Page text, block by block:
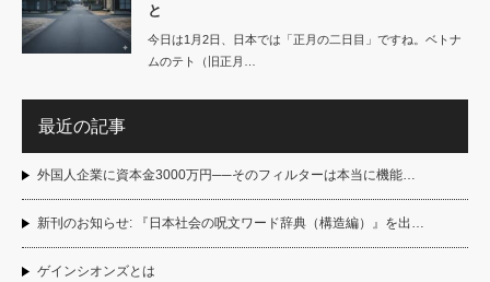
と
今日は1月2日、日本では「正月の二日目」ですね。ベトナ
ムのテト（旧正月…
最近の記事
外国人企業に資本金3000万円──そのフィルターは本当に機能…
新刊のお知らせ: 『日本社会の呪文ワード辞典（構造編）』を出…
ゲインシオンズとは